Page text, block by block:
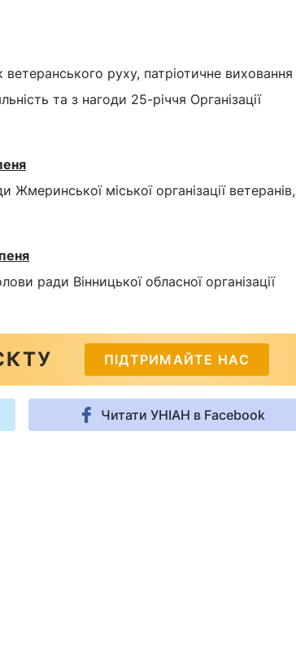
руху, патріотичне виховання
та з нагоди 25-річчя Організації
Жмеринської міської організації ветеранів,
ради Вінницької обласної організації
ПІДТРИМАЙТЕ НАС
Читати УНІАН в Facebook